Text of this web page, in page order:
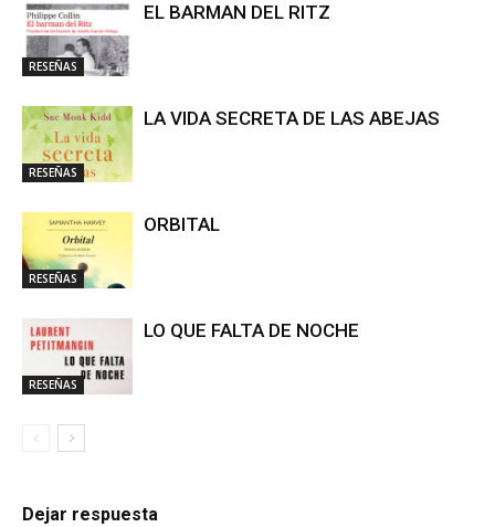
RESEÑAS
EL BARMAN DEL RITZ
RESEÑAS
LA VIDA SECRETA DE LAS ABEJAS
RESEÑAS
ORBITAL
RESEÑAS
LO QUE FALTA DE NOCHE
Dejar respuesta